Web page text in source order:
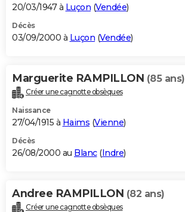
20/03/1947 à Luçon (Vendée)
Décès
03/09/2000 à Luçon (Vendée)
Marguerite RAMPILLON (85 ans)
Créer une cagnotte obsèques
Naissance
27/04/1915 à Haims (Vienne)
Décès
26/08/2000 au Blanc(Indre)
Andree RAMPILLON (82 ans)
Créer une cagnotte obsèques